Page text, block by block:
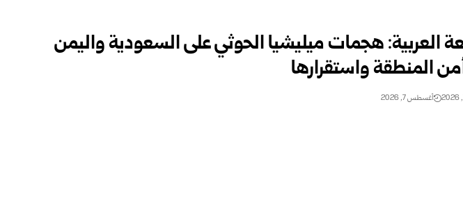
العربية: هجمات ميليشيا الحوثي على السعودية واليمن
المنطقة واستقرارها
أغسطس 7, 2026